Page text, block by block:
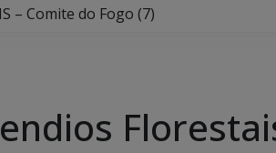
– Comite do Fogo (7)